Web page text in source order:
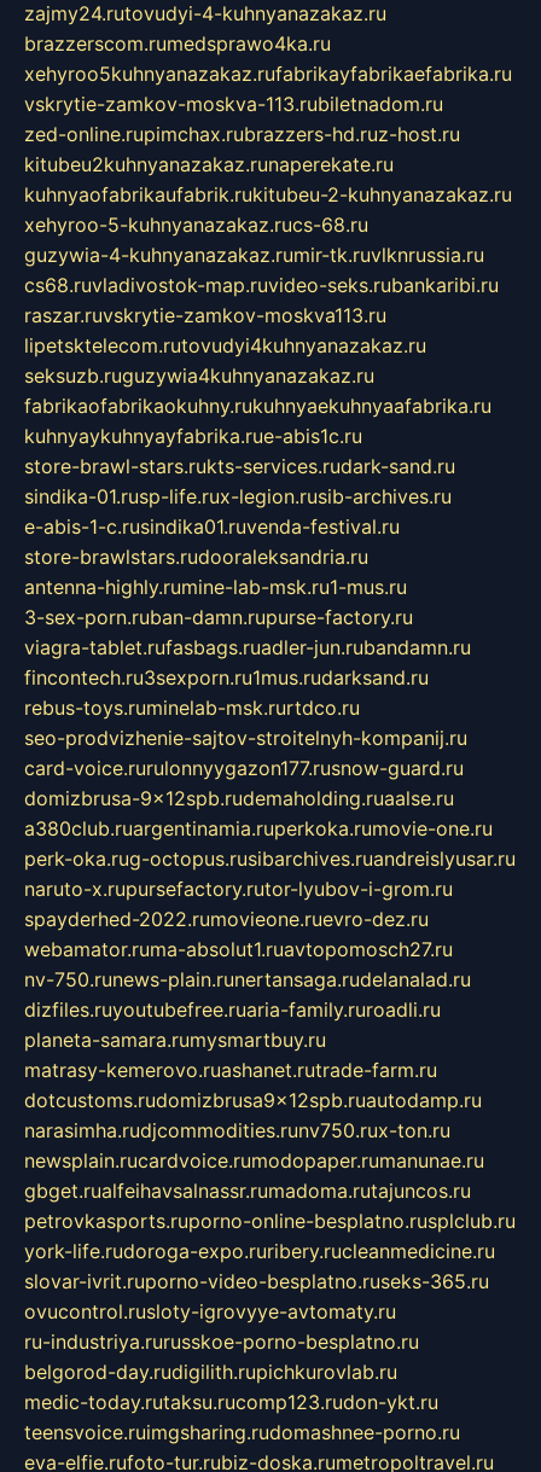
zajmy24.rutovudyi-4-kuhnyanazakaz.ru
brazzerscom.rumedsprawo4ka.ru
xehyroo5kuhnyanazakaz.rufabrikayfabrikaefabrika.ru
vskrytie-zamkov-moskva-113.rubiletnadom.ru
zed-online.rupimchax.rubrazzers-hd.ruz-host.ru
kitubeu2kuhnyanazakaz.runaperekate.ru
kuhnyaofabrikaufabrik.rukitubeu-2-kuhnyanazakaz.ru
xehyroo-5-kuhnyanazakaz.rucs-68.ru
guzywia-4-kuhnyanazakaz.rumir-tk.ruvlknrussia.ru
cs68.ruvladivostok-map.ruvideo-seks.rubankaribi.ru
raszar.ruvskrytie-zamkov-moskva113.ru
lipetsktelecom.rutovudyi4kuhnyanazakaz.ru
seksuzb.ruguzywia4kuhnyanazakaz.ru
fabrikaofabrikaokuhny.rukuhnyaekuhnyaafabrika.ru
kuhnyaykuhnyayfabrika.rue-abis1c.ru
store-brawl-stars.rukts-services.rudark-sand.ru
sindika-01.rusp-life.rux-legion.rusib-archives.ru
e-abis-1-c.rusindika01.ruvenda-festival.ru
store-brawlstars.rudooraleksandria.ru
antenna-highly.rumine-lab-msk.ru1-mus.ru
3-sex-porn.ruban-damn.rupurse-factory.ru
viagra-tablet.rufasbags.ruadler-jun.rubandamn.ru
fincontech.ru3sexporn.ru1mus.rudarksand.ru
rebus-toys.ruminelab-msk.rurtdco.ru
seo-prodvizhenie-sajtov-stroitelnyh-kompanij.ru
card-voice.rurulonnyygazon177.rusnow-guard.ru
domizbrusa-9x12spb.rudemaholding.ruaalse.ru
a380club.ruargentinamia.ruperkoka.rumovie-one.ru
perk-oka.rug-octopus.rusibarchives.ruandreislyusar.ru
naruto-x.rupursefactory.rutor-lyubov-i-grom.ru
spayderhed-2022.rumovieone.ruevro-dez.ru
webamator.ruma-absolut1.ruavtopomosch27.ru
nv-750.runews-plain.runertansaga.rudelanalad.ru
dizfiles.ruyoutubefree.ruaria-family.ruroadli.ru
planeta-samara.rumysmartbuy.ru
matrasy-kemerovo.ruashanet.rutrade-farm.ru
dotcustoms.rudomizbrusa9x12spb.ruautodamp.ru
narasimha.rudjcommodities.runv750.rux-ton.ru
newsplain.rucardvoice.rumodopaper.rumanunae.ru
gbget.rualfeihavsalnassr.rumadoma.rutajuncos.ru
petrovkasports.ruporno-online-besplatno.rusplclub.ru
york-life.rudoroga-expo.ruribery.rucleanmedicine.ru
slovar-ivrit.ruporno-video-besplatno.ruseks-365.ru
ovucontrol.rusloty-igrovyye-avtomaty.ru
ru-industriya.rurusskoe-porno-besplatno.ru
belgorod-day.rudigilith.rupichkurovlab.ru
medic-today.rutaksu.rucomp123.rudon-ykt.ru
teensvoice.ruimgsharing.rudomashnee-porno.ru
eva-elfie.rufoto-tur.rubiz-doska.rumetropoltravel.ru